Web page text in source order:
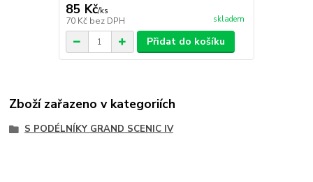
85 Kč/ks
70 Kč bez DPH skladem
Přidat do košíku
Zboží zařazeno v kategoriích
S PODÉLNÍKY GRAND SCENIC IV